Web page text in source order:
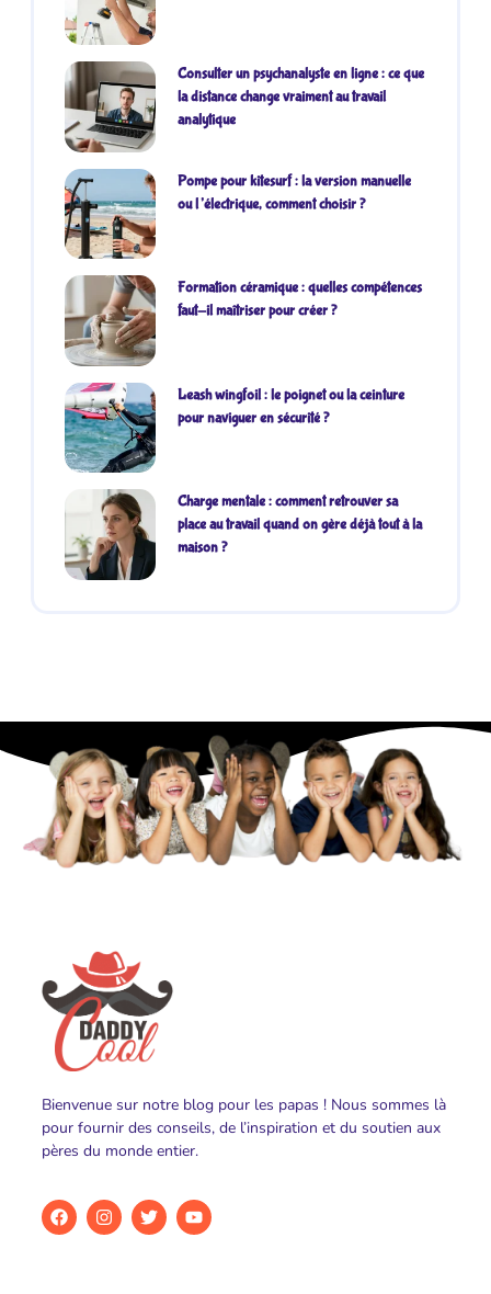
Consulter un psychanalyste en ligne : ce que
la distance change vraiment au travail
analytique
Pompe pour kitesurf : la version manuelle
ou l’électrique, comment choisir ?
Formation céramique : quelles compétences
faut-il maîtriser pour créer ?
Leash wingfoil : le poignet ou la ceinture
pour naviguer en sécurité ?
Charge mentale : comment retrouver sa
place au travail quand on gère déjà tout à la
maison ?
Bienvenue sur notre blog pour les papas ! Nous sommes là
pour fournir des conseils, de l’inspiration et du soutien aux
pères du monde entier.